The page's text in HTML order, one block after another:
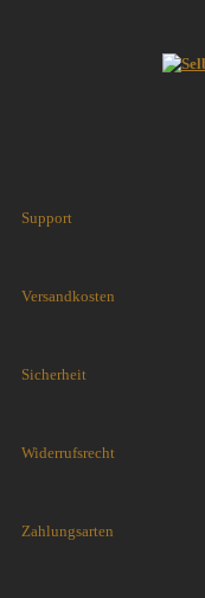
Support
Versandkosten
Sicherheit
Widerrufsrecht
Zahlungsarten